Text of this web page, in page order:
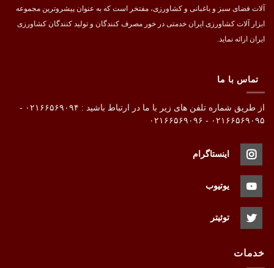
آلات فضای سبز و باغبانی و کشاورزی، مفتخر است که به عنوان پیشروترین مجموعه
ابزار آلات کشاورزی ایران خدمتی در خور مصرف کنندگان و تولید کنندگان کشاورزی
ایران ارائه نماید.
تماس با ما
از طریق شماره تلفن های زیر با ما در ارتباط باشید : ۰۲۱۶۶۵۶۹۰۹۴ -
۰۲۱۶۶۵۶۹۰۹۵ - ۰۲۱۶۶۵۶۹۰۹۶
اینستاگرام
یوتیوب
توئیتر
خدمات